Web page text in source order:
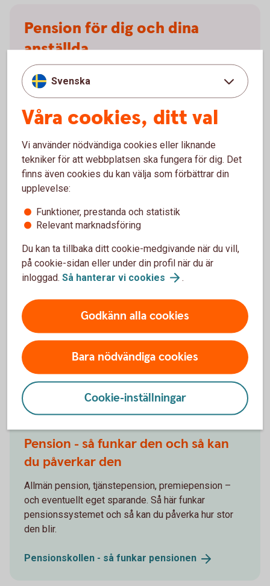
Pension för dig och dina
anställda
Vi erbjuder tjänstepension och försäkringar för både
små och stora företag. Vill du bli en mer attraktiv
egenföretagare? Vi hjälper dig att hitta rätt lösning!
Prata tjänstepension medoss
Extrainsättning
tjänstepension
Har du utrymme för extrainsättning till din
pension? Vi hjälper dig att se vad som är bäst för dig
och företaget.
Extrainsättning
Andra läser också
Pension - så funkar den och så kan
du påverkar den
Allmän pension, tjänstepension, premiepension –
och eventuellt eget sparande. Så här funkar
pensionssystemet och så kan du påverka hur stor
den blir.
Pensionskollen - så funkar pensionen
Svenska
Våra cookies, ditt val
Vi använder nödvändiga cookies eller liknande
tekniker för att webbplatsen ska fungera för dig. Det
finns även cookies du kan välja som förbättrar din
upplevelse:
Funktioner, prestanda och statistik
Relevant marknadsföring
Du kan ta tillbaka ditt cookie-medgivande när du vill,
på cookie-sidan eller under din profil när du är
inloggad. Så hanterar vi cookies .
Godkänn alla cookies
Bara nödvändiga cookies
Cookie-inställningar